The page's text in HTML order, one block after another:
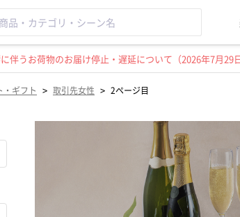
伴うお荷物のお届け停止・遅延について（2026年7月29
・ギフト > 取引先女性 > 2ページ目